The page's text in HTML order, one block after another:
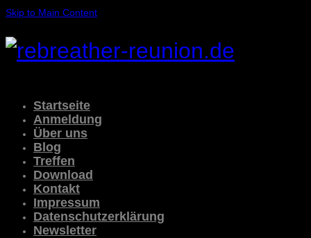
Skip to Main Content
Startseite
Anmeldung
Über uns
Blog
Treffen
Download
Kontakt
Impressum
Datenschutzerklärung
Newsletter